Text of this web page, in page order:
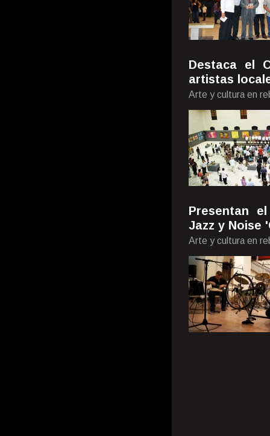
Destaca el
artistas
Arte y cultura en
Presentan
Jazz y Noise
Arte y cultura en